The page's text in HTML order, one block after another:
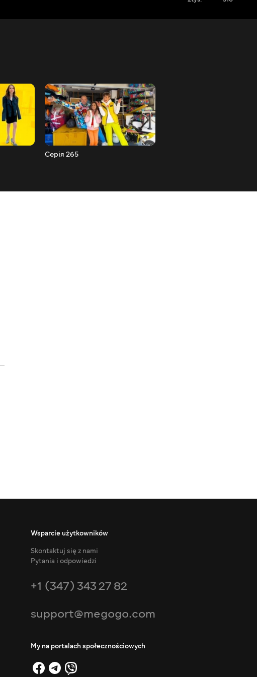
Серія 265
Wsparcie użytkowników
Skontaktuj się z nami
Pytania i odpowiedzi
+1 (347) 343 27 82
support@megogo.com
My na portalach społecznościowych